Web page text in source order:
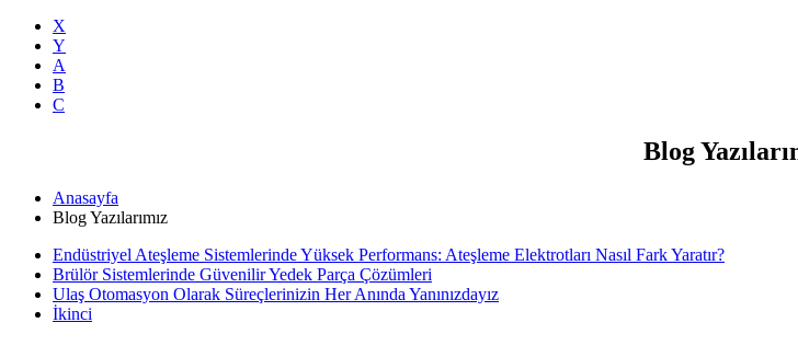
X
Y
A
B
C
Blog
Anasayfa
Blog Yazılarımız
Endüstriyel Ateşleme Sistemlerinde Yüksek Performans: Ateşleme Elektrotları Nasıl Fark Yaratır?
Brülör Sistemlerinde Güvenilir Yedek Parça Çözümleri
Ulaş Otomasyon Olarak Süreçlerinizin Her Anında Yanınızdayız
İkinci